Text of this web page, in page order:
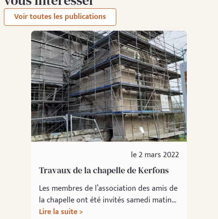
Voir toutes les publications
le 2 mars 2022
Travaux de la chapelle de Kerfons
Les membres de l’association des amis de
la chapelle ont été invités samedi matin...
Lire la suite >